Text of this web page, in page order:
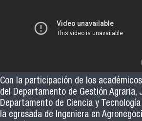
Con la participación de los
del Departamento de Gestión Agraria,
Departamento de Ciencia y
la egresada de Ingeniera en